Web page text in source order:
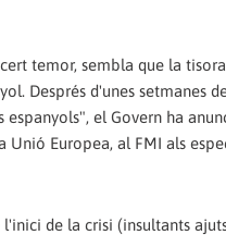
temor, sembla que la
Després d'unes setmanes
el Govern ha
Europea, al FMI als
de la crisi (insultants